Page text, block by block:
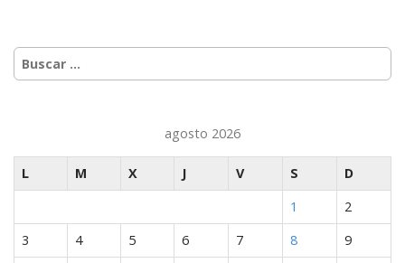
Buscar:
agosto 2026
L M X J V S
D
1
2
3
4 5 6 7 8
9